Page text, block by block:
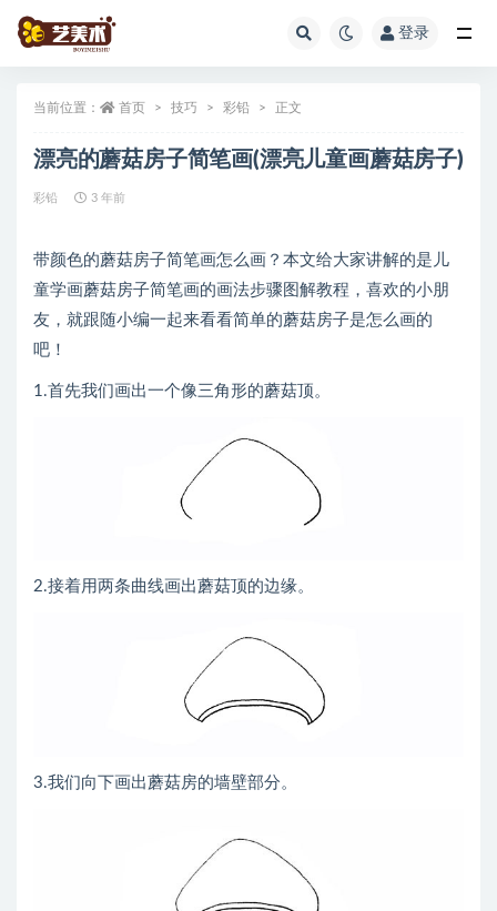
登录
当前位置： 首页 技巧 彩铅 正文
漂亮的蘑菇房子简笔画(漂亮儿童画蘑菇房子)
彩铅 3 年前
带颜色的蘑菇房子简笔画怎么画？本文给大家讲解的是儿
童学画蘑菇房子简笔画的画法步骤图解教程，喜欢的小朋
友，就跟随小编一起来看看简单的蘑菇房子是怎么画的
吧！
1.首先我们画出一个像三角形的蘑菇顶。
2.接着用两条曲线画出蘑菇顶的边缘。
3.我们向下画出蘑菇房的墙壁部分。